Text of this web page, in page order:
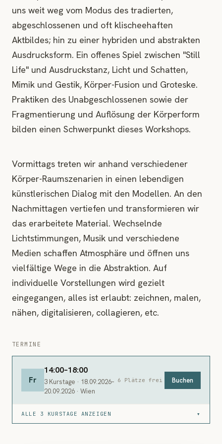
uns weit weg vom Modus des tradierten,
abgeschlossenen und oft klischeehaften
Aktbildes; hin zu einer hybriden und abstrakten
Ausdrucksform. Ein offenes Spiel zwischen "Still
Life" und Ausdruckstanz, Licht und Schatten,
Mimik und Gestik, Körper-Fusion und Groteske.
Praktiken des Unabgeschlossenen sowie der
Fragmentierung und Auflösung der Körperform
bilden einen Schwerpunkt dieses Workshops.
Vormittags treten wir anhand verschiedener
Körper-Raumszenarien in einen lebendigen
künstlerischen Dialog mit den Modellen. An den
Nachmittagen vertiefen und transformieren wir
das erarbeitete Material. Wechselnde
Lichtstimmungen, Musik und verschiedene
Medien schaffen Atmosphäre und öffnen uns
vielfältige Wege in die Abstraktion. Auf
individuelle Vorstellungen wird gezielt
eingegangen, alles ist erlaubt: zeichnen, malen,
nähen, digitalisieren, collagieren, etc.
TERMINE
Fr
14:00–18:00
3 Kurstage · 18.09.2026–
20.09.2026 · Wien
6 Plätze frei Buchen
ALLE 3 KURSTAGE ANZEIGEN ▾